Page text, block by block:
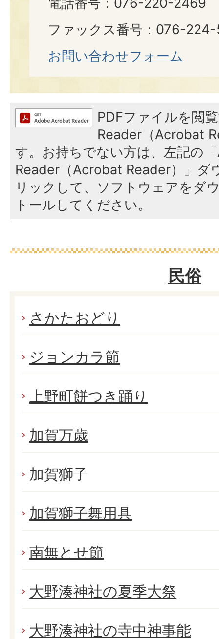
ファックス番号：076-
お問い合わせフォーム
PDFファイルを閲
Reader（Acrobat
す。お持ちでない方は、左記の
Reader（Acrobat Reader）」ダ
リックして、ソフトウェアをダ
トールしてください。
民俗
さかたおどり
ジョンカラ節
上野町餅つき踊り
加賀万歳
加賀獅子
加賀獅子舞用具
南無とせ節
大野湊神社の夏季大祭
大野湊神社の寺中神事能